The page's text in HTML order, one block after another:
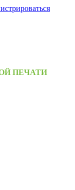
ПЕЧАТИ